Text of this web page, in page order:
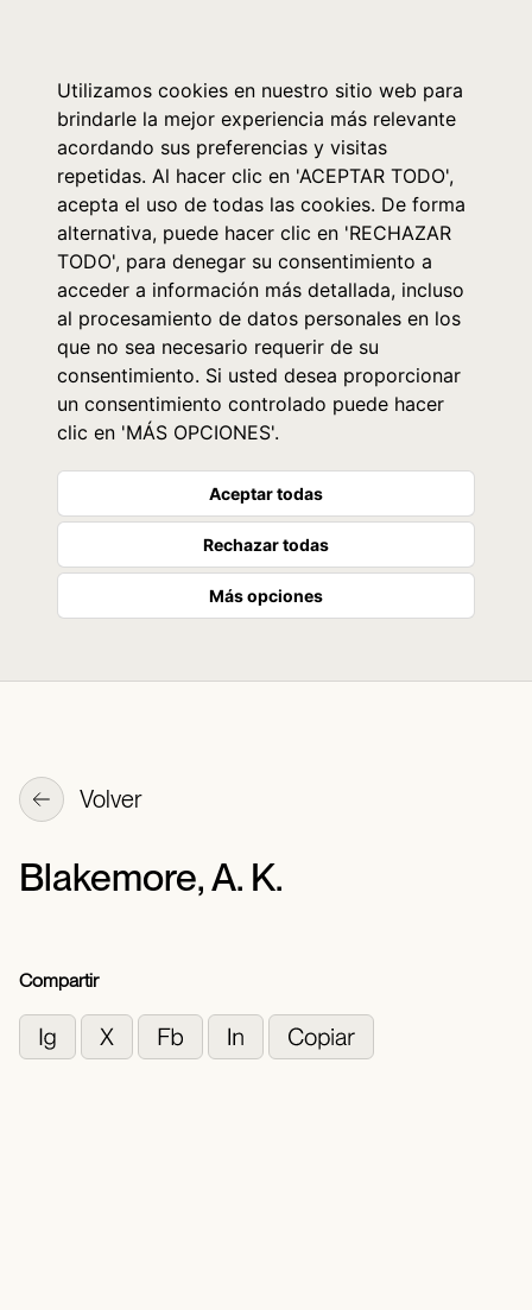
Utilizamos cookies en nuestro sitio web para
brindarle la mejor experiencia más relevante
acordando sus preferencias y visitas
repetidas. Al hacer clic en 'ACEPTAR TODO',
acepta el uso de todas las cookies. De forma
alternativa, puede hacer clic en 'RECHAZAR
TODO', para denegar su consentimiento a
acceder a información más detallada, incluso
al procesamiento de datos personales en los
que no sea necesario requerir de su
consentimiento. Si usted desea proporcionar
un consentimiento controlado puede hacer
clic en 'MÁS OPCIONES'.
Aceptar todas
Rechazar todas
Más opciones
Volver
Blakemore, A. K.
Compartir